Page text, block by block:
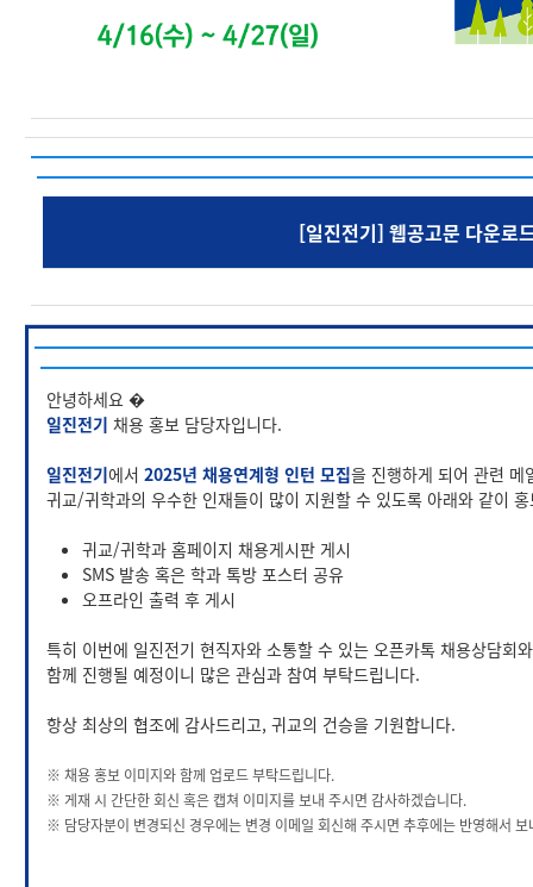
[일진전기] 웹공고문 다운로
안녕하세요 �
일진전기 채용 홍보 담당자입니다.
일진전기에서2025년 채용연계형 인턴 모집을 진행하게 되어 관련 메
귀교/귀학과의 우수한 인재들이 많이 지원할 수 있도록 아래와 같이
귀교/귀학과 홈페이지 채용게시판 게시
SMS 발송 혹은 학과 톡방 포스터 공유
오프라인 출력 후 게시
특히 이번에 일진전기 현직자와 소통할 수 있는 오픈카톡 채용상담회
함께 진행될 예정이니 많은 관심과 참여 부탁드립니다.
항상 최상의 협조에 감사드리고, 귀교의 건승을 기원합니다.
※ 채용 홍보 이미지와 함께 업로드 부탁드립니다.
※ 게재 시 간단한 회신 혹은 캡쳐 이미지를 보내 주시면 감사하겠습니다.
※ 담당자분이 변경되신 경우에는 변경 이메일 회신해 주시면 추후에는 반영해서